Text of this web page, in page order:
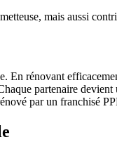
mais aussi
En rénovant
partenaire
par un franchisé